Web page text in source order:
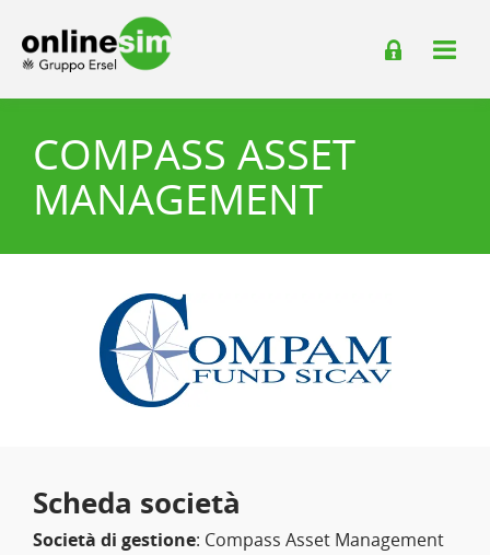
COMPASS ASSET
MANAGEMENT
Scheda società
Società di gestione: Compass Asset Management